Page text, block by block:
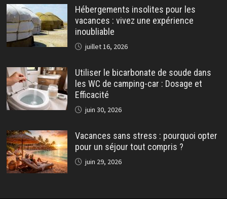
Hébergements insolites pour les
vacances : vivez une expérience
inoubliable
juillet 16, 2026
Utiliser le bicarbonate de soude dans
les WC de camping-car : Dosage et
Efficacité
juin 30, 2026
Vacances sans stress : pourquoi opter
pour un séjour tout compris ?
juin 29, 2026